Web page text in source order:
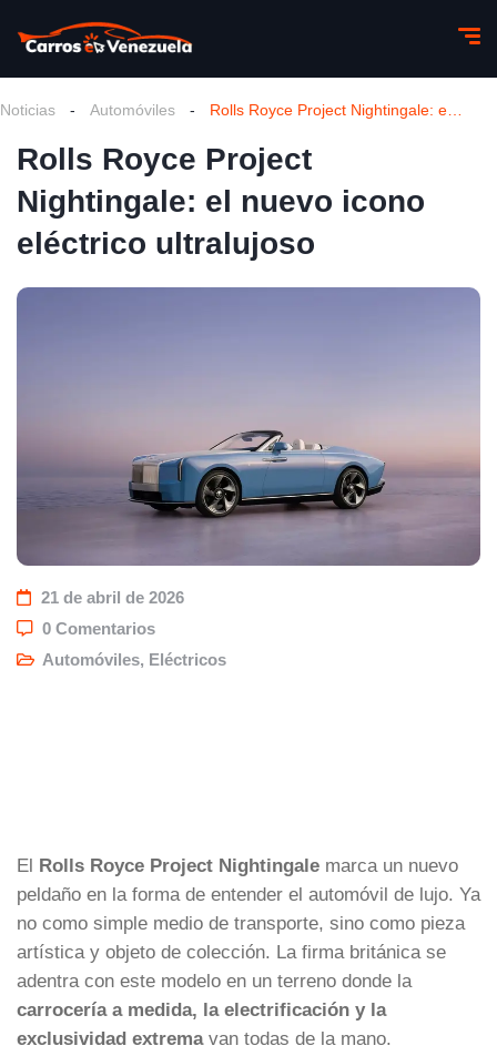
Noticias - Automóviles -
Rolls Royce Project
Nightingale: el nuevo icono
eléctrico ultralujoso
21 de abril de 2026
0 Comentarios
Automóviles, Eléctricos
El Rolls Royce Project Nightingale marca un nuevo
peldaño en la forma de entender el automóvil de lujo. Ya
no como simple medio de transporte, sino como pieza
artística y objeto de colección. La firma británica se
adentra con este modelo en un terreno donde la
carrocería a medida, la electrificación y la
exclusividad extremavan todas de la mano.